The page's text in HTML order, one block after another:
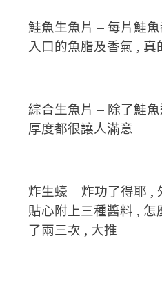
鮭魚生魚片 – 每片鮭
入口的魚脂及香氣 , 真
綜合生魚片 – 除了鮭
厚度都很讓人滿意
炸生蠔 – 炸功了得耶 ,
貼心附上三種醬料 , 怎
了兩三次 , 大推